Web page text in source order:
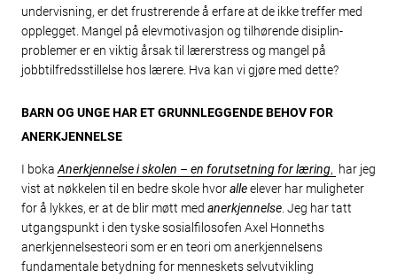
undervisning, er det frustrerende å erfare at de ikke treffer med
opplegget. Mangel på elevmotivasjon og tilhørende disiplin­
problemer er en viktig årsak til lærerstress og mangel på
jobbtilfredsstillelse hos lærere. Hva kan vi gjøre med dette?
BARN OG UNGE HAR ET GRUNNLEGGENDE BEHOV FOR
ANERKJENNELSE
I bokaAnerkjennelse i skolen – en forutsetning for læring, har jeg
vist at nøkkelen til en bedre skole hvoralleelever har muligheter
for å lykkes, er at de blir møtt med anerkjennelse. Jeg har tatt
utgangspunkt i den tyske sosialfilosofen Axel Honneths
anerkjennelsesteori som er en teori om anerkjennelsens
fundamentale betydning for menneskets selvutvikling